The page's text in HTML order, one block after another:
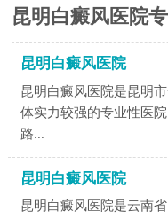
昆明白癜风医院
昆明白癜风医院
昆明白癜风医院是昆明
体实力较强的专业性医
路...
昆明白癜风医院
昆明白癜风医院是云南